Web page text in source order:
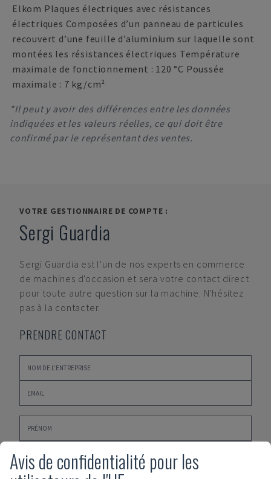
Elkom Plaques électriques avec résistances
électriques Composées d’un panneau de particules
recouvert d’une feuille d’aluminium sur laquelle sont
montées les résistances électriques Température
maximale de fonctionnement : 120 °C Poussée
maximale : 7 kg/cm²
*Il peut y avoir des différences entre les données
indiquées et les valeurs réelles, ce qui doit être
confirmé par le représentant des ventes.
VOTRE GESTIONNAIRE DE COMPTE :
Sergi Guardia
Sergi Guardia est l'un de nos experts en commerce
de machines d'occasion et sera votre contact direct
pour toute autre question sur la machine. N'hésitez
pas à la contacter.
PRENDRE CONTACT
Avis de confidentialité pour les